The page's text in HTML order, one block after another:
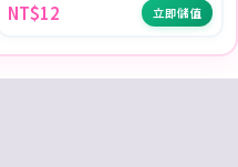
NT$12 立即儲值